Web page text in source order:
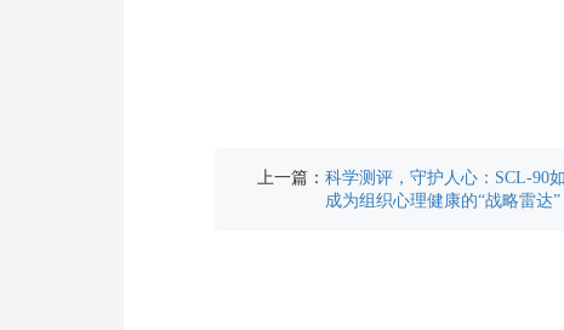
上一篇： 科学测评，守护人心：SCL-90
成为组织心理健康的“战略雷达”